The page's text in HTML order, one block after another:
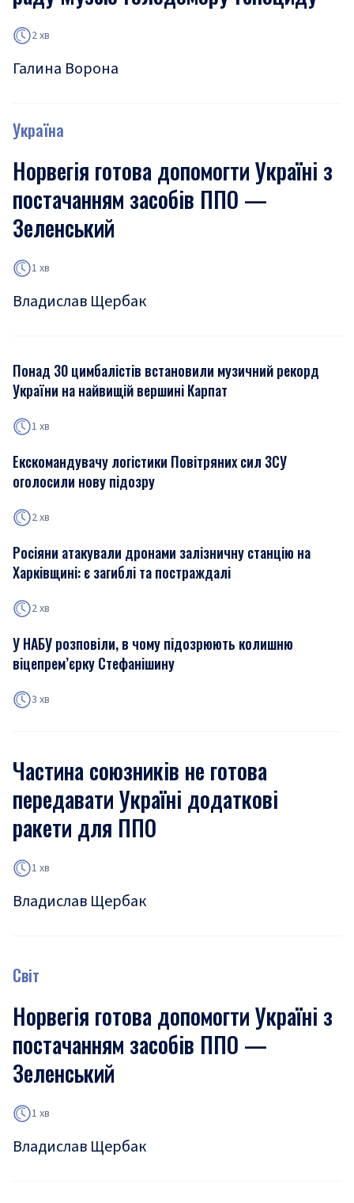
2 хв
Галина Ворона
Україна
Норвегія готова допомогти Україні з
постачанням засобів ППО —
Зеленський
1 хв
Владислав Щербак
Понад 30 цимбалістів встановили музичний рекорд
України на найвищій вершині Карпат
1 хв
Екскомандувачу логістики Повітряних сил ЗСУ
оголосили нову підозру
2 хв
Росіяни атакували дронами залізничну станцію на
Харківщині: є загиблі та постраждалі
2 хв
У НАБУ розповіли, в чому підозрюють колишню
віцепрем’єрку Стефанішину
3 хв
Частина союзників не готова
передавати Україні додаткові
ракети для ППО
1 хв
Владислав Щербак
Світ
Норвегія готова допомогти Україні з
постачанням засобів ППО —
Зеленський
1 хв
Владислав Щербак